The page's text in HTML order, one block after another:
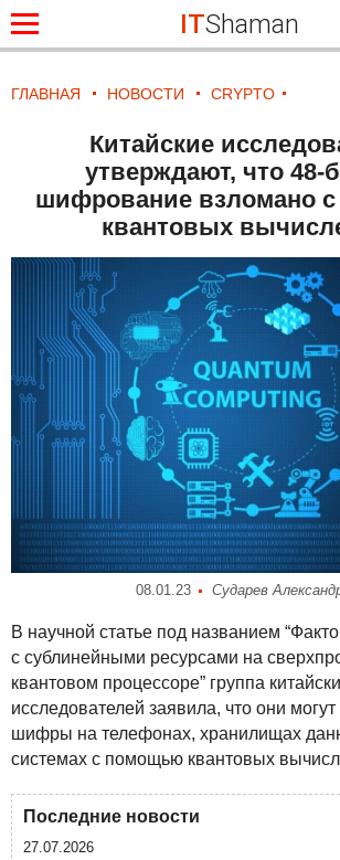
ITShaman
ГЛАВНАЯ НОВОСТИ CRYPTO
Китайские
утверждают, что 48-
шифрование взломано
квантовых
08.01.23 Сударев
В научной статье под названием
с сублинейными ресурсами на
квантовом процессоре” группа
исследователей заявила, что они
шифры на телефонах, хранилищах
системах с помощью квантовых
Последние новости
27.07.2026